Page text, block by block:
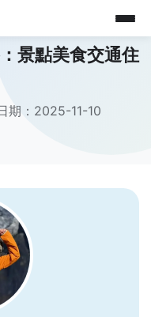
景點美食交通住
期： 2025-11-10